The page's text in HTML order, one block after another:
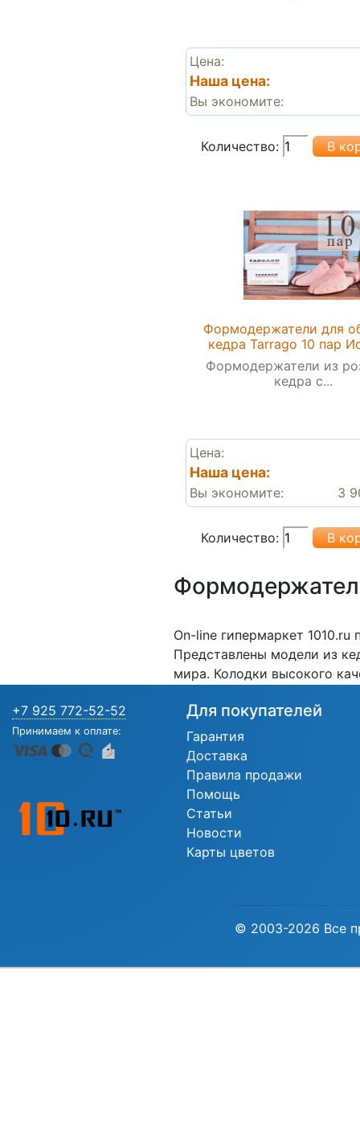
Цена:
Наша цена:
Вы экономите:
Количество:
Формодержатели для
кедра Tarrago 10 пар
Формодержатели из
кедра с...
Цена:
Наша цена:
Вы экономите: 3
Количество:
On-line гипермаркет
Представлены модели из
мира. Колодки высокого
+7 925 772-52-52
Принимаем к оплате:
Для покупателей
Гарантия
Доставка
Правила продажи
Помощь
Статьи
Новости
Карты цветов
© 2003-2026 Все